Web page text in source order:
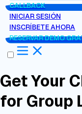
CALLBACK
INICIAR SESIÓN
INSCRÍBETE AHORA
RESERVAR DEMO
Get Your
for Group